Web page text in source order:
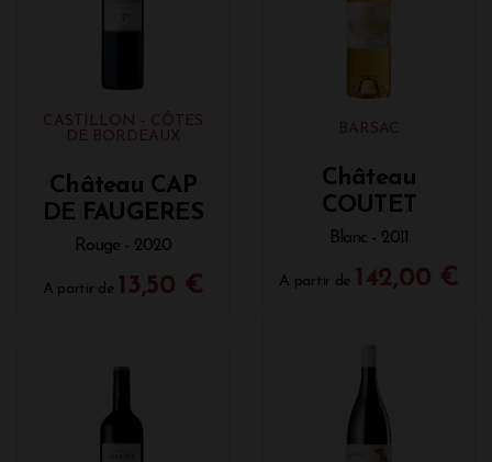
CASTILLON - CÔTES
DE BORDEAUX
Château CAP
DE FAUGERES
Rouge - 2020
A partir de 13,50 €
BARSAC
Château
COUTET
Blanc - 2011
A partir de 142,00 €